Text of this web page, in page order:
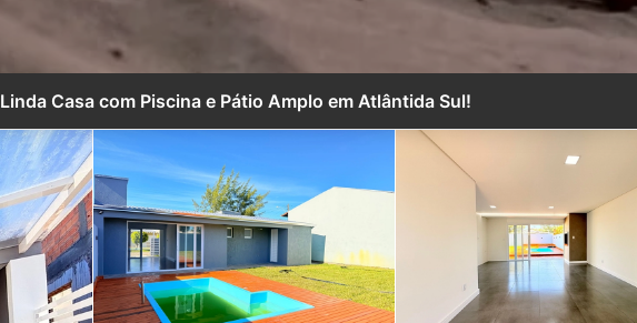
Linda Casa com Piscina e Pátio Amplo em Atlântida Sul!